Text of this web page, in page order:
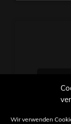
Wir verwenden